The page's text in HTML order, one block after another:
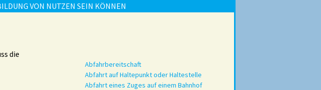
VON NUTZEN SEIN KÖNNEN
die
Abfahrbereitschaft
Abfahrt auf Haltepunkt oder Haltestelle
Abfahrt eines Zuges auf einem Bahnhof